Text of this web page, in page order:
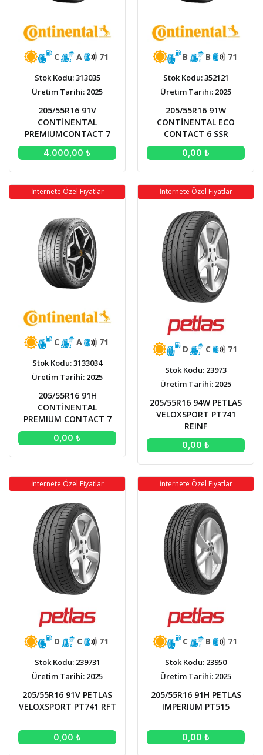
C A 71
Stok Kodu: 313035
Üretim Tarihi: 2025
205/55R16 91V
CONTİNENTAL
PREMIUMCONTACT 7
4.000,00 ₺
B B 71
Stok Kodu: 352121
Üretim Tarihi: 2025
205/55R16 91W
CONTİNENTAL ECO
CONTACT 6 SSR
0,00 ₺
İnternete Özel Fiyatlar
C A 71
Stok Kodu: 3133034
Üretim Tarihi: 2025
205/55R16 91H
CONTİNENTAL
PREMIUM CONTACT 7
0,00 ₺
İnternete Özel Fiyatlar
D C 71
Stok Kodu: 23973
Üretim Tarihi: 2025
205/55R16 94W PETLAS
VELOXSPORT PT741
REINF
0,00 ₺
İnternete Özel Fiyatlar
D C 71
Stok Kodu: 239731
Üretim Tarihi: 2025
205/55R16 91V PETLAS
VELOXSPORT PT741 RFT
0,00 ₺
İnternete Özel Fiyatlar
C B 71
Stok Kodu: 23950
Üretim Tarihi: 2025
205/55R16 91H PETLAS
IMPERIUM PT515
0,00 ₺